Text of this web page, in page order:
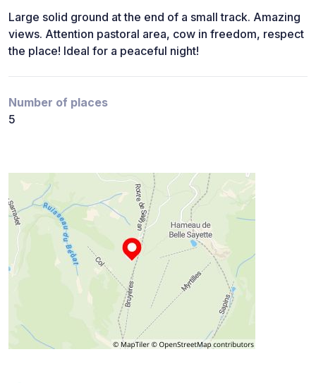
Large solid ground at the end of a small track. Amazing
views. Attention pastoral area, cow in freedom, respect
the place! Ideal for a peaceful night!
Number of places
5